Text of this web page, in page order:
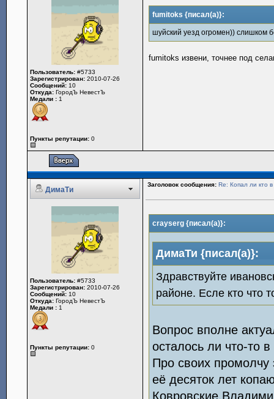
Пользователь: #5733
Зарегистрирован: 2010-07-26
Сообщений: 10
Откуда: ГородЪ НевестЪ
Медали : 1
Пункты репутации: 0
fumitoks {писал(а)}:
шуйский уезд огромен)) слишком
fumitoks извени, точнее под
ДимаТи
Заголовок сообщения: Re: Копал ли кто
Пользователь: #5733
Зарегистрирован: 2010-07-26
Сообщений: 10
Откуда: ГородЪ НевестЪ
Медали : 1
Пункты репутации: 0
crayserg {писал(а)}:
ДимаТи {писал(а)}:
Здравствуйте
районе. Есле кто что
Вопрос вполне
осталось ли что-то
Про своих
её десяток лет